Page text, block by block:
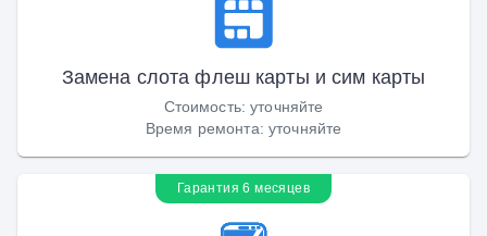
Замена слота флеш карты и сим карты
Стоимость:уточняйте
Время ремонта: уточняйте
Гарантия 6 месяцев